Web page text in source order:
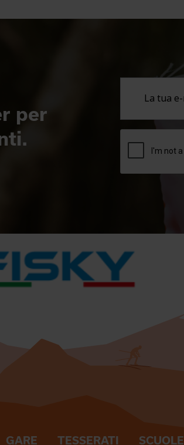
per
GARE TESSERATI SCUOLE